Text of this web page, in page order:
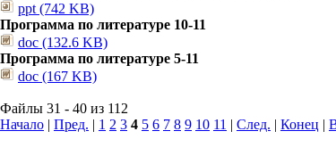
ppt (742 KB)
Программа по литературе 10-11
doc (132.6 KB)
Программа по литературе 5-11
doc (167 KB)
Файлы 31 - 40 из 112
Начало | Пред. | 1 2 3 4 5 6 7 8 9 10 11 | След. | Конец |